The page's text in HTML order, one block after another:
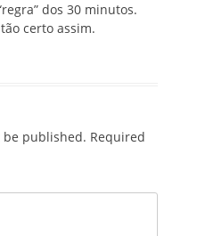
dos 30 minutos.
certo assim.
published. Required